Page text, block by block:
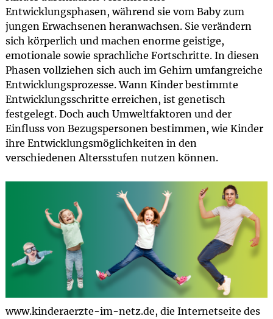
Entwicklungsphasen, während sie vom Baby zum
jungen Erwachsenen heranwachsen. Sie verändern
sich körperlich und machen enorme geistige,
emotionale sowie sprachliche Fortschritte. In diesen
Phasen vollziehen sich auch im Gehirn umfangreiche
Entwicklungsprozesse. Wann Kinder bestimmte
Entwicklungsschritte erreichen, ist genetisch
festgelegt. Doch auch Umweltfaktoren und der
Einfluss von Bezugspersonen bestimmen, wie Kinder
ihre Entwicklungsmöglichkeiten in den
verschiedenen Altersstufen nutzen können.
www.kinderaerzte-im-netz.de, die Internetseite des